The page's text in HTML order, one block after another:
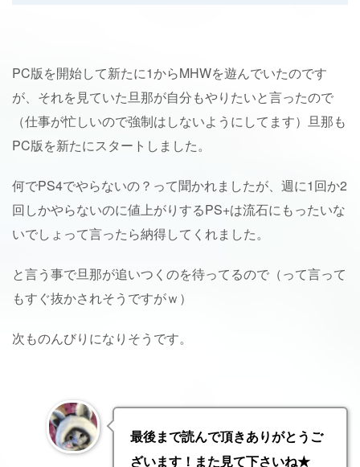
PC版を開始して新たに1からMHWを遊んでいたのです
が、それを見ていた旦那が自分もやりたいと言ったので
（仕事が忙しいので強制はしないようにしてます）旦那も
PC版を新たにスタートしました。
何でPS4でやらないの？って聞かれましたが、週に1回か2
回しかやらないのに値上がりするPS+は流石にもったいな
いでしょって言ったら納得してくれました。
と言う事で旦那が追いつくのを待ってるので（って言って
もすぐ抜かされそうですがｗ）
次ものんびりになりそうです。
最後まで読んで頂きありがとうご
ざいます！また見て下さいね★